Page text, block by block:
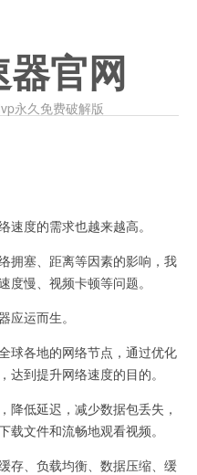
官网
永久免费破解版
度的需求也越来越高。
塞、距离等因素的影响，我
慢、视频卡顿等问题。
运而生。
各地的网络节点，通过优化
到提升网络速度的目的。
低延迟，减少数据包丢失，
载文件和流畅地观看视频。
、负载均衡、数据压缩、缓